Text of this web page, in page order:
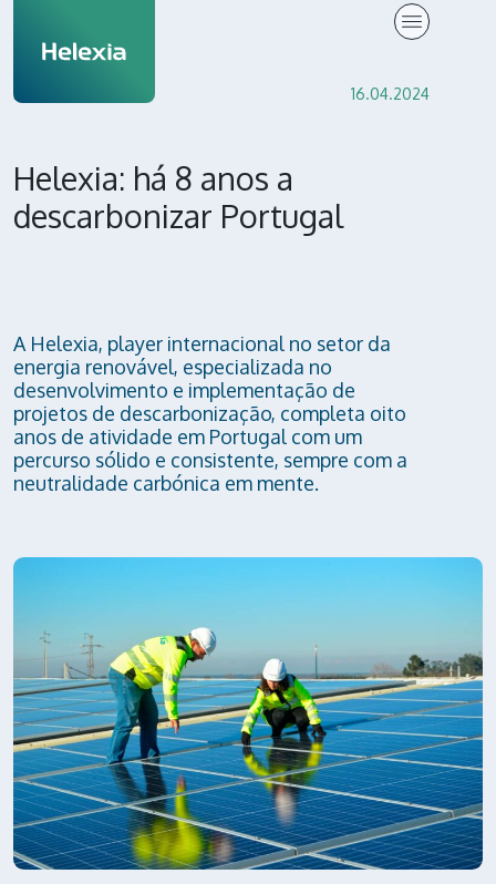
Press Release 16.04.2024
Helexia: há 8 anos a
descarbonizar Portugal
A Helexia, player internacional no setor da
energia renovável, especializada no
desenvolvimento e implementação de
projetos de descarbonização, completa oito
anos de atividade em Portugal com um
percurso sólido e consistente, sempre com a
neutralidade carbónica em mente.